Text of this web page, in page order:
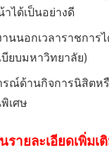
ได้เป็นอย่างดี
นนอกเวลาราชการ
บียบมหาวิทยาลัย)
รณ์ด้านกิจการนิสิตห
เศษ
ายละเอียดเพิ่ม